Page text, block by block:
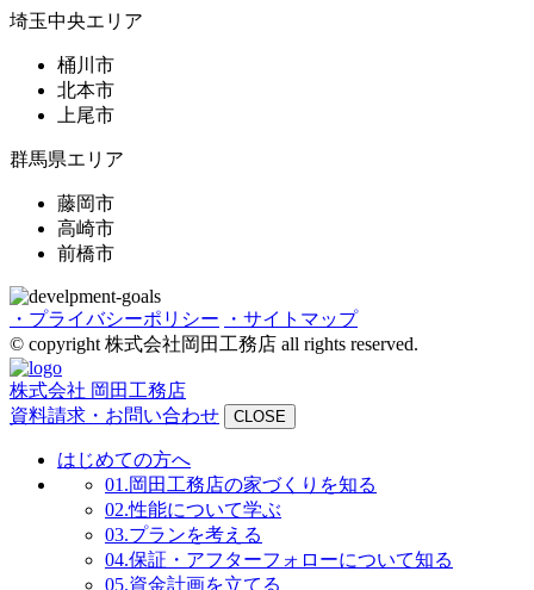
埼玉中央エリア
桶川市
北本市
上尾市
群馬県エリア
藤岡市
高崎市
前橋市
・プライバシーポリシー
・サイトマップ
© copyright 株式会社岡田工務店 all rights reserved.
株式会社 岡田工務店
資料請求・お問い合わせ
CLOSE
はじめての方へ
01.岡田工務店の家づくりを知る
02.性能について学ぶ
03.プランを考える
04.保証・アフターフォローについて知る
05.資金計画を立てる